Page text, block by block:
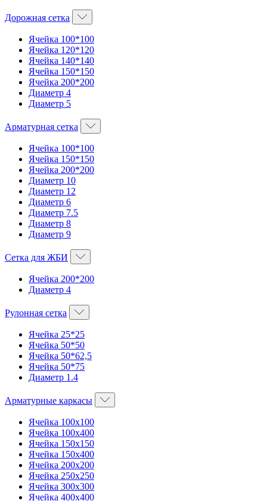
Дорожная сетка
Ячейка 100*100
Ячейка 120*120
Ячейка 140*140
Ячейка 150*150
Ячейка 200*200
Диаметр 4
Диаметр 5
Арматурная сетка
Ячейка 100*100
Ячейка 150*150
Ячейка 200*200
Диаметр 10
Диаметр 12
Диаметр 6
Диаметр 7.5
Диаметр 8
Диаметр 9
Сетка для ЖБИ
Ячейка 200*200
Диаметр 4
Рулонная сетка
Ячейка 25*25
Ячейка 50*50
Ячейка 50*62,5
Ячейка 50*75
Диаметр 1.4
Арматурные каркасы
Ячейка 100х100
Ячейка 100х400
Ячейка 150х150
Ячейка 150х400
Ячейка 200х200
Ячейка 250х250
Ячейка 300х300
Ячейка 400х400